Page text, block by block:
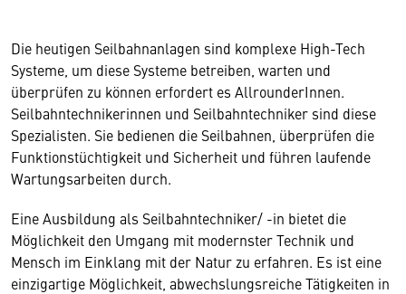
Die heutigen Seilbahnanlagen sind komplexe High-Tech
Systeme, um diese Systeme betreiben, warten und
überprüfen zu können erfordert es AllrounderInnen.
Seilbahntechnikerinnen und Seilbahntechniker sind diese
Spezialisten. Sie bedienen die Seilbahnen, überprüfen die
Funktionstüchtigkeit und Sicherheit und führen laufende
Wartungsarbeiten durch.
Eine Ausbildung als Seilbahntechniker/ -in bietet die
Möglichkeit den Umgang mit modernster Technik und
Mensch im Einklang mit der Natur zu erfahren. Es ist eine
einzigartige Möglichkeit, abwechslungsreiche Tätigkeiten in